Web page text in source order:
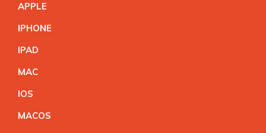
APPLE
IPHONE
IPAD
MAC
IOS
MACOS